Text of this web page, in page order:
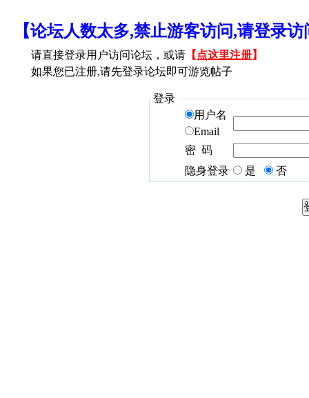
【论坛人数太多,禁止游客访问,请登录
请直接登录用户访问论坛，或请 【 点这里注册】
如果您已注册,请先登录论坛即可游览帖子
登录
用户名
Email
密 码
隐身登录
是 否